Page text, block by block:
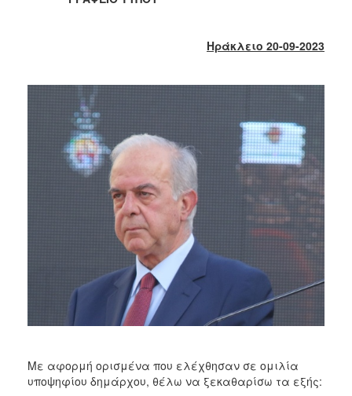
2015
2013
2012
2011
ΑΝΘΕΚΤΙΚΗ
Ηράκλειο 20-09-2023
Με αφορμή ορισμένα που ελέχθησαν σε ομιλία
υποψηφίου δημάρχου, θέλω να ξεκαθαρίσω τα εξής: